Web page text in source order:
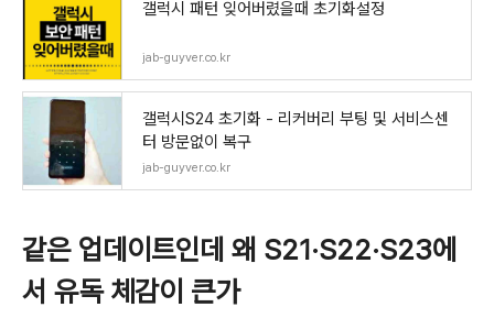
갤럭시 패턴 잊어버렸을때 초기화설정
jab-guyver.co.kr
갤럭시S24 초기화 - 리커버리 부팅 및 서비스센
터 방문없이 복구
jab-guyver.co.kr
같은 업데이트인데 왜 S21·S22·S23에
서 유독 체감이 큰가